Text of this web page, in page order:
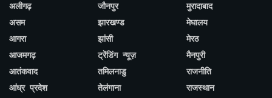
अलीगढ़
असम
आगरा
आजमगढ़
आतंकवाद
आंध्र प्रदेश
जौनपुर
झारखण्ड
झांसी
ट्रेंडिंग न्यूज़
तमिलनाडु
तेलंगाना
मुरादाबाद
मेघालय
मेरठ
मैनपुरी
राजनीति
राजस्थान